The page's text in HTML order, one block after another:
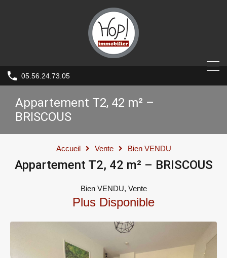
05.56.24.73.05
Appartement T2, 42 m² –
BRISCOUS
Accueil Vente Bien VENDU
Appartement T2, 42 m² – BRISCOUS
Bien VENDU, Vente
Plus Disponible